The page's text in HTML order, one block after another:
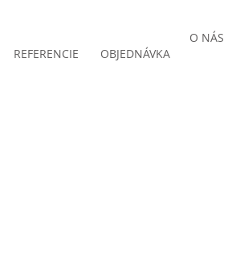
O NÁS
REFERENCIE OBJEDNÁVKA